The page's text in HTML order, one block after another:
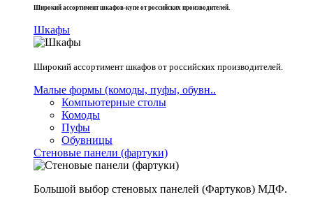
Широкий ассортимент шкафов-купе от российских производителей.
Шкафы
Широкий ассортимент шкафов от российских производителей.
Малые формы (комоды, пуфы, обувн..
Компьютерные столы
Комоды
Пуфы
Обувницы
Стеновые панели (фартуки)
Большой выбор стеновых панелей (Фартуков) МДФ.